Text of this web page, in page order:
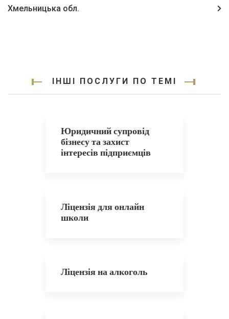
Хмельницька обл.
ІНШІ ПОСЛУГИ ПО ТЕМІ
Юридичний супровід
бізнесу та захист
інтересів підприємців
Ліцензія для онлайн
школи
Ліцензія на алкоголь